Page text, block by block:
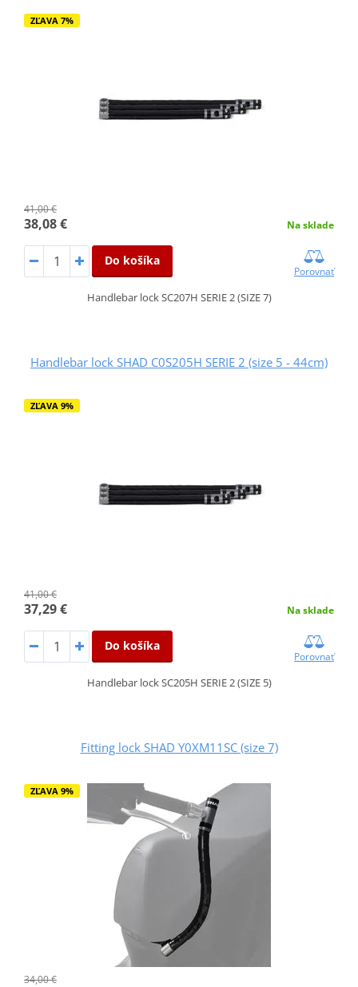
ZĽAVA 7%
41,00 €
38,08 € Na sklade
Do košíka
Porovnať
Handlebar lock SC207H SERIE 2 (SIZE 7)
Handlebar lock SHAD C0S205H SERIE 2 (size 5 - 44cm)
ZĽAVA 9%
41,00 €
37,29 € Na sklade
Do košíka
Porovnať
Handlebar lock SC205H SERIE 2 (SIZE 5)
Fitting lock SHAD Y0XM11SC (size 7)
ZĽAVA 9%
34,00 €